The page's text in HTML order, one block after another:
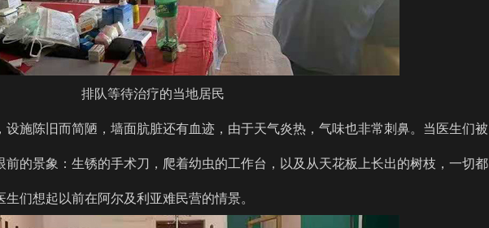
排队等待治疗的当地居民
施陈旧而简陋，墙面肮脏还有血迹，由于天气炎热，气味也非常刺鼻。当医生们被
的景象：生锈的手术刀，爬着幼虫的工作台，以及从天花板上长出的树枝，一切都
们想起以前在阿尔及利亚难民营的情景。